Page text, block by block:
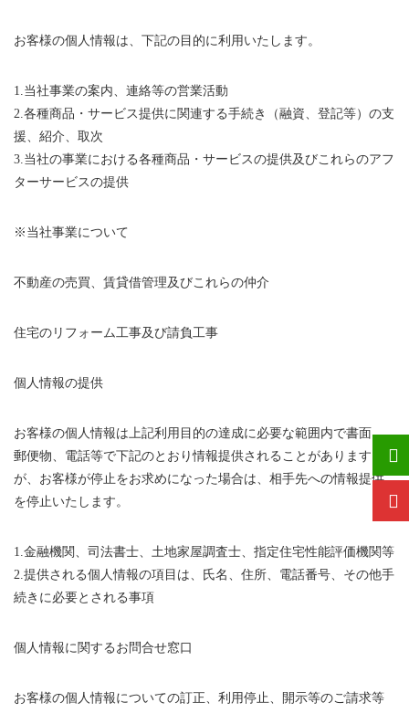
お客様の個人情報は、下記の目的に利用いたします。
1.当社事業の案内、連絡等の営業活動
2.各種商品・サービス提供に関連する手続き（融資、登記等）の支
援、紹介、取次
3.当社の事業における各種商品・サービスの提供及びこれらのアフ
ターサービスの提供
※当社事業について
不動産の売買、賃貸借管理及びこれらの仲介
住宅のリフォーム工事及び請負工事
個人情報の提供
お客様の個人情報は上記利用目的の達成に必要な範囲内で書面、
郵便物、電話等で下記のとおり情報提供されることがあります
が、お客様が停止をお求めになった場合は、相手先への情報提供
を停止いたします。
1.金融機関、司法書士、土地家屋調査士、指定住宅性能評価機関等
2.提供される個人情報の項目は、氏名、住所、電話番号、その他手
続きに必要とされる事項
個人情報に関するお問合せ窓口
お客様の個人情報についての訂正、利用停止、開示等のご請求等